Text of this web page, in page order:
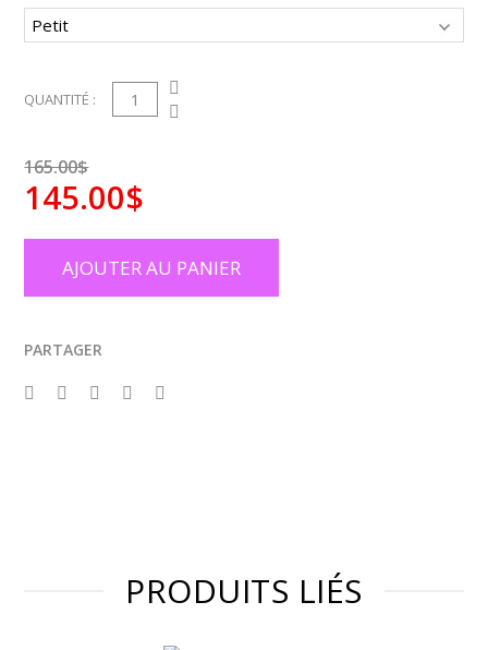
QUANTITÉ : 1
165.00$
145.00$
AJOUTER AU PANIER
PARTAGER
PRODUITS LIÉS